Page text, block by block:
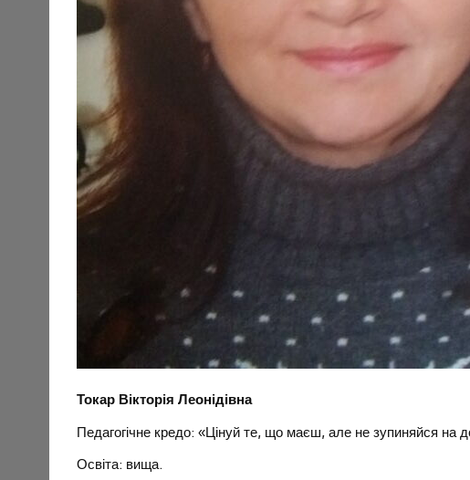
Токар Вікторія Леонідівна
Педагогічне кредо: «Цінуй те, що маєш, але не зупиняйся на
Освіта: вища.